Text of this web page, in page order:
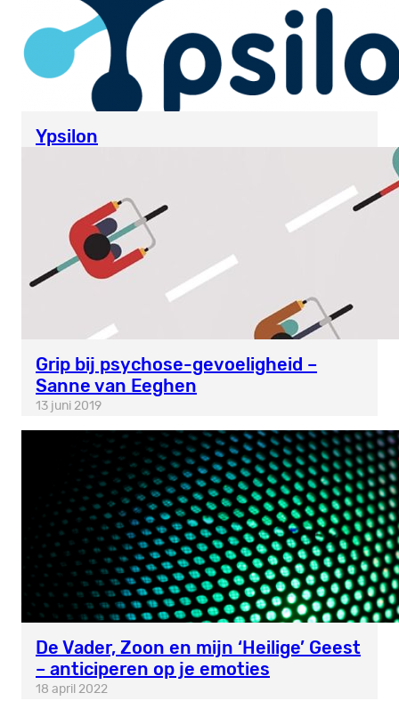
Ypsilon
Grip bij psychose-gevoeligheid –
Sanne van Eeghen
13 juni 2019
De Vader, Zoon en mijn ‘Heilige’ Geest
– anticiperen op je emoties
18 april 2022